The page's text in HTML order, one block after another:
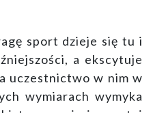
sport dzieje się tu i
a ekscytuje
uczestnictwo w nim w
wymiarach wymyka